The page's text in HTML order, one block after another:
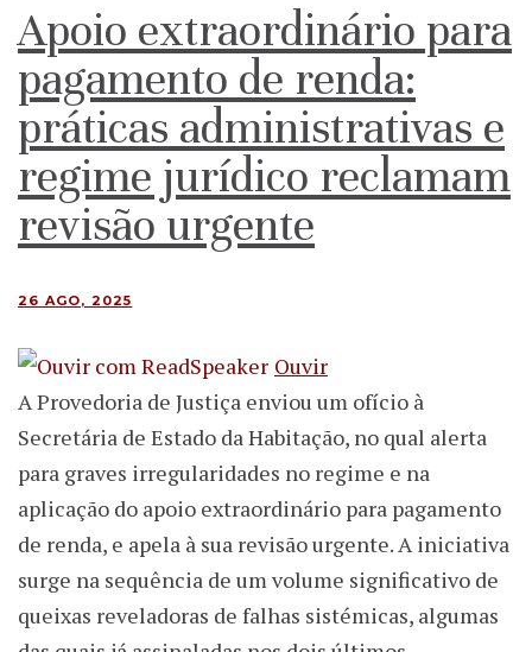
Apoio extraordinário para
pagamento de renda:
práticas administrativas e
regime jurídico reclamam
revisão urgente
26 AGO, 2025
Ouvir
A Provedoria de Justiça enviou um ofício à
Secretária de Estado da Habitação, no qual alerta
para graves irregularidades no regime e na
aplicação do apoio extraordinário para pagamento
de renda, e apela à sua revisão urgente. A iniciativa
surge na sequência de um volume significativo de
queixas reveladoras de falhas sistémicas, algumas